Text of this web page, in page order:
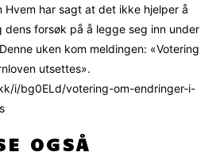
Hvem har sagt at det ikke hjelper å
dens forsøk på å legge seg inn under
uken kom meldingen: «Votering
utsettes».
i/bg0ELd/votering-om-endringer-i-
OGSÅ